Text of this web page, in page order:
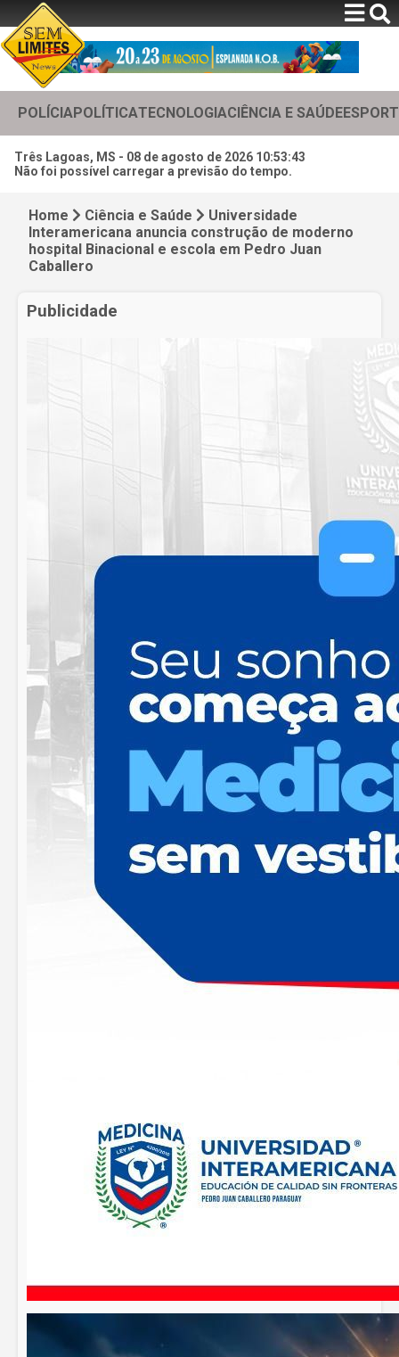
POLÍCIAPOLÍTICATECNOLOGIACIÊNCIA E SAÚDE
Três Lagoas, MS - 08 de agosto de 2026 10:53:45
Não foi possível carregar a previsão do tempo.
Home Ciência e Saúde
Universidade
Interamericana anuncia construção de moderno
hospital Binacional e escola em Pedro Juan
Caballero
Publicidade